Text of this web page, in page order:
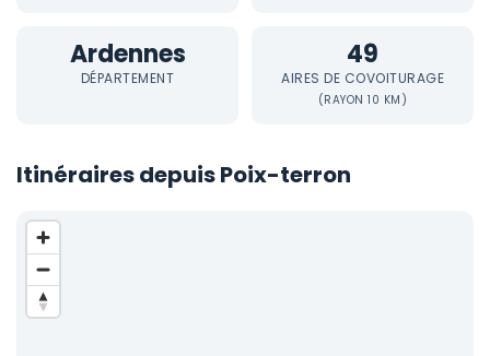
Ardennes
DÉPARTEMENT
49
AIRES DE COVOITURAGE
(RAYON 10 KM)
Itinéraires depuis Poix-terron